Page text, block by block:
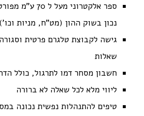
ספר אלקטרוני
נכון בשוק ההון (מט"ח, מניות וכו')
גישה לקבוצת טלגרם פרטית
שאלות
חשבון מסחר דמו לתרגול, כולל
ליווי מלא לכל שאלה לא ברורה
טיפים להתנהלות נפשית נכונה